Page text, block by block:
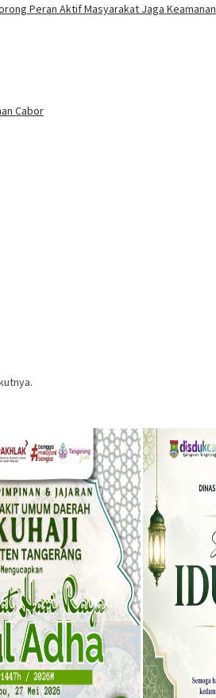
Peran Aktif Masyarakat Jaga Keamanan
Cabor